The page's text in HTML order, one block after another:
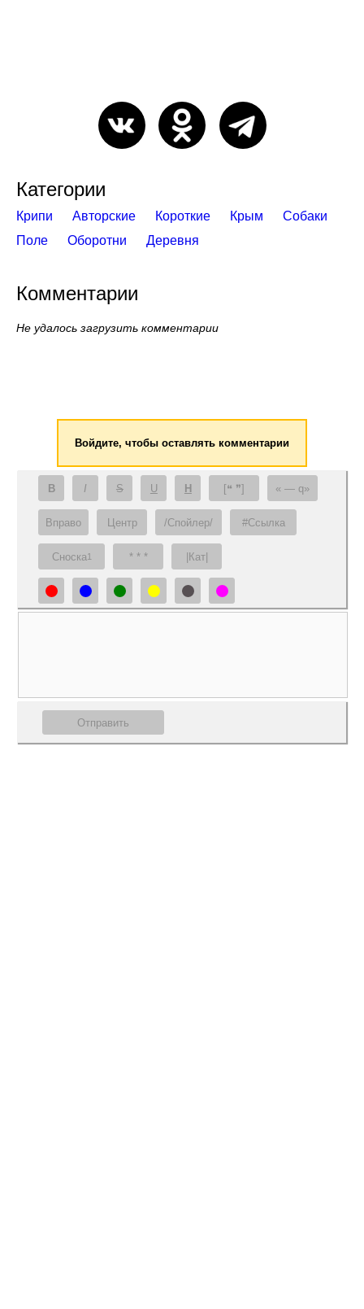
Категории
Крипи Авторские Короткие Крым
Собаки
Поле
Оборотни Деревня
Комментарии
Не удалось загрузить комментарии
Войдите, чтобы оставлять комментарии
B I S U H [❝ ❞] — q
Вправо Центр /Спойлер/ #Ссылка
Сноска1 * * * |Кат|